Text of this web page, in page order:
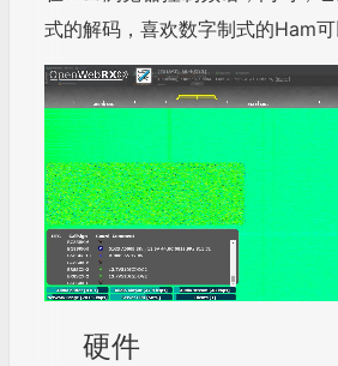
式的解码，喜欢数字制式的Ham可
硬件